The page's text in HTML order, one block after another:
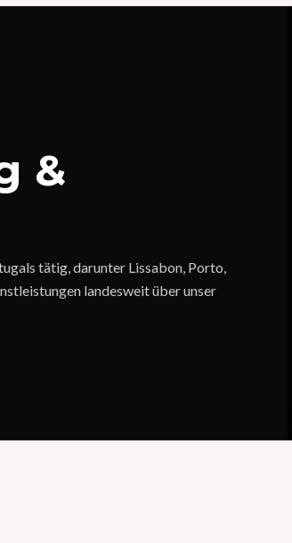
&
tätig, darunter Lissabon, Porto,
landesweit über unser